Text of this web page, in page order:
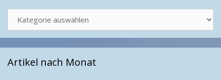
Artikel nach Monat